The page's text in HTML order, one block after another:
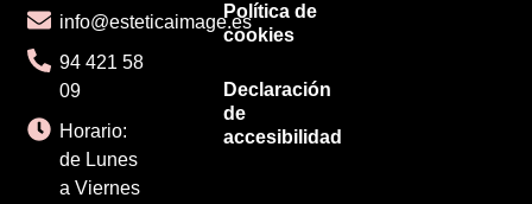
info@esteticaimage.es
94 421 58
09
Horario:
de Lunes
a Viernes
Política de
cookies
Declaración
de
accesibilidad